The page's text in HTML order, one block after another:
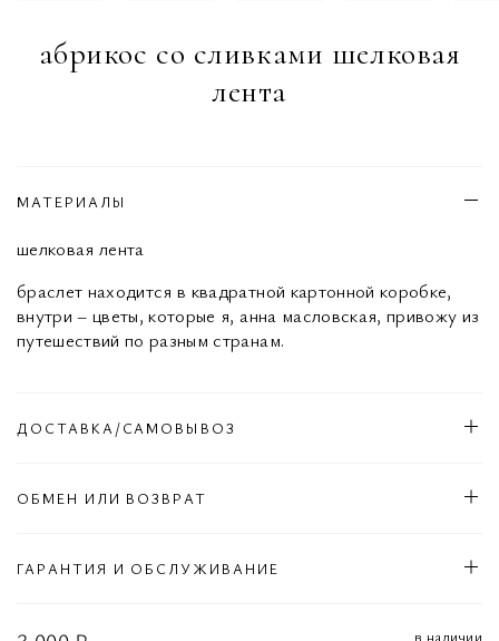
абрикос со сливками шелковая
лента
в наличии
МАТЕРИАЛЫ
шелковая лента
браслет находится в квадратной картонной коробке,
внутри – цветы, которые я, анна масловская, привожу из
путешествий по разным странам.
ДОСТАВКА/САМОВЫВОЗ
ОБМЕН ИЛИ ВОЗВРАТ
ГАРАНТИЯ И ОБСЛУЖИВАНИЕ